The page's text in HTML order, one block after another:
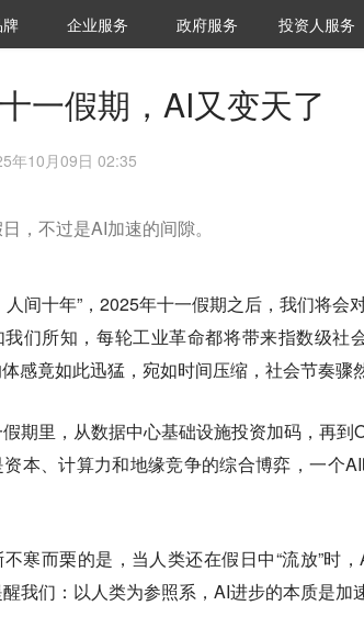
36Kr研究院
企业服务 城市之窗
政府服务 VClub投资机构
投资机构职位推
投资人服务
一假期，AI又变天了
年10月09日 02:35
，不过是AI加速的间隙。
人间十年”，2025年十一假期之后，我们将会
们所知，每轮工业革命都将带来指数级社
感竟如此迅猛，宛如时间压缩，社会节奏骤
期里，从数据中心基础设施投资加码，再
本、计算力和地缘竞争的综合博弈，一个
寒而栗的是，当人类还在假日中“流放”时
我们：以人类为参照系，AI进步的本质是加